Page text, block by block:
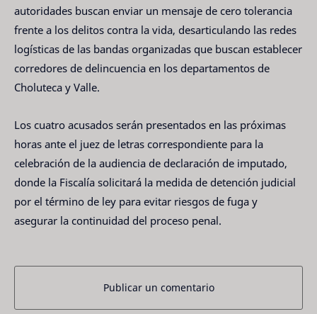
autoridades buscan enviar un mensaje de cero tolerancia
frente a los delitos contra la vida, desarticulando las redes
logísticas de las bandas organizadas que buscan establecer
corredores de delincuencia en los departamentos de
Choluteca y Valle.
Los cuatro acusados serán presentados en las próximas
horas ante el juez de letras correspondiente para la
celebración de la audiencia de declaración de imputado,
donde la Fiscalía solicitará la medida de detención judicial
por el término de ley para evitar riesgos de fuga y
asegurar la continuidad del proceso penal.
Publicar un comentario